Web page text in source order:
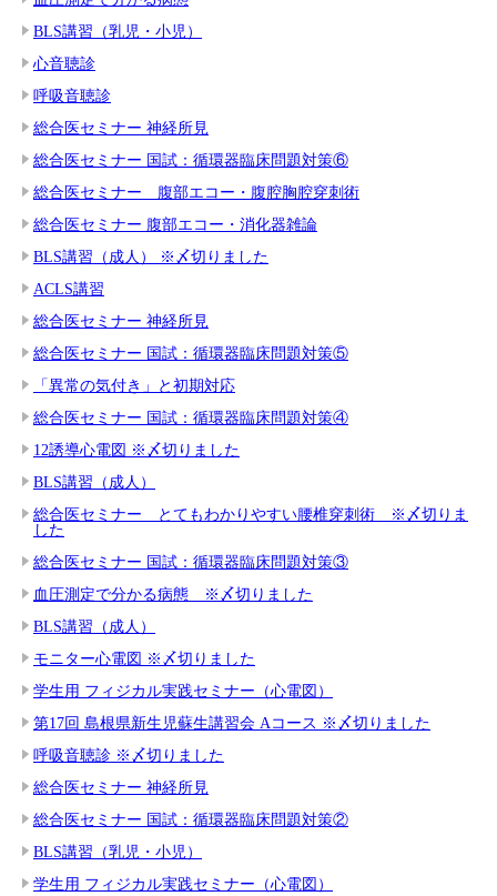
BLS講習（乳児・小児）
心音聴診
呼吸音聴診
総合医セミナー 神経所見
総合医セミナー 国試：循環器臨床問題対策⑥
総合医セミナー 腹部エコー・腹腔胸腔穿刺術
総合医セミナー 腹部エコー・消化器雑論
BLS講習（成人） ※〆切りました
ACLS講習
総合医セミナー 神経所見
総合医セミナー 国試：循環器臨床問題対策⑤
「異常の気付き」と初期対応
総合医セミナー 国試：循環器臨床問題対策④
12誘導心電図 ※〆切りました
BLS講習（成人）
総合医セミナー とてもわかりやすい腰椎穿刺術 ※〆切りま
した
総合医セミナー 国試：循環器臨床問題対策③
血圧測定で分かる病態 ※〆切りました
BLS講習（成人）
モニター心電図 ※〆切りました
学生用 フィジカル実践セミナー（心電図）
第17回 島根県新生児蘇生講習会 Aコース ※〆切りました
呼吸音聴診 ※〆切りました
総合医セミナー 神経所見
総合医セミナー 国試：循環器臨床問題対策②
BLS講習（乳児・小児）
学生用 フィジカル実践セミナー（心電図）